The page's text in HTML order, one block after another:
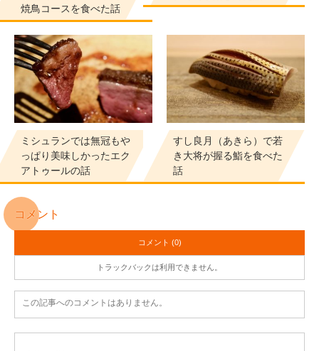
焼鳥コースを食べた話
ミシュランでは無冠もや
っぱり美味しかったエク
アトゥールの話
すし良月（あきら）で若
き大将が握る鮨を食べた
話
コメント
コメント (0)
トラックバックは利用できません。
この記事へのコメントはありません。